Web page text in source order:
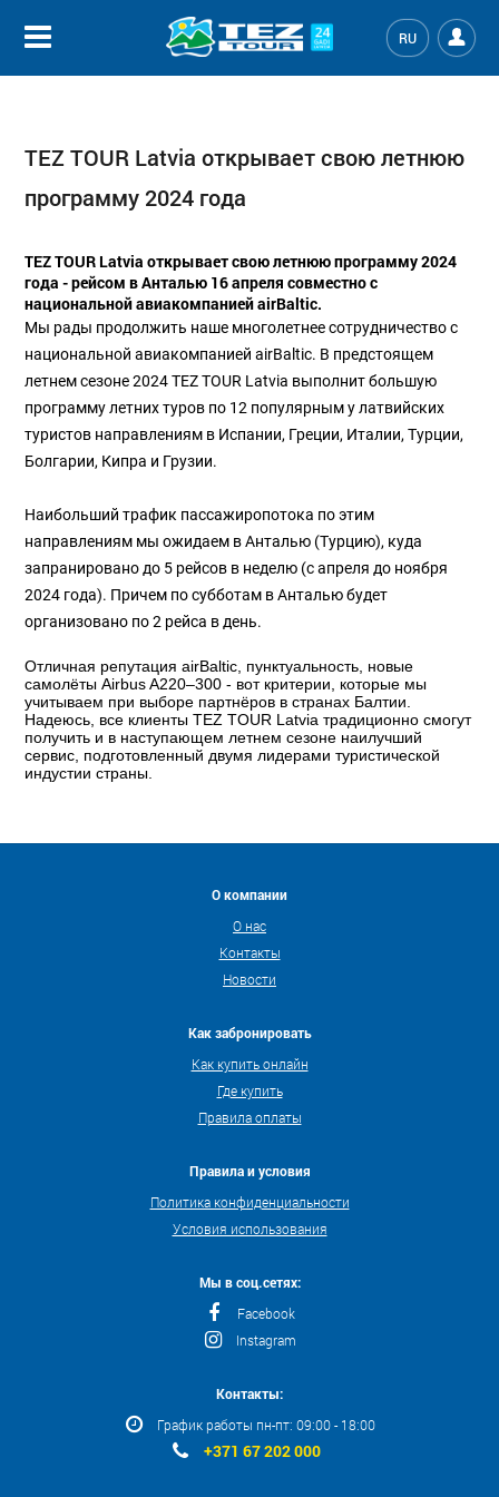
RU
TEZ TOUR Latvia открывает свою летнюю
программу 2024 года
TEZ TOUR Latvia открывает свою летнюю программу 2024
года - рейсом в Анталью 16 апреля совместно с
национальной авиакомпанией airBaltic.
Мы рады продолжить наше многолетнее сотрудничество с
национальной авиакомпанией airBaltic. В предстоящем
летнем сезоне 2024 TEZ TOUR Latvia выполнит большую
программу летних туров по 12 популярным у латвийских
туристов направлениям в Испании, Греции, Италии, Турции,
Болгарии, Кипра и Грузии.
Наибольший трафик пассажиропотока по этим
направлениям мы ожидаем в Анталью (Турцию), куда
запранировано до 5 рейсов в неделю (с апреля до ноября
2024 года). Причем по субботам в Анталью будет
организовано по 2 рейса в день.
Отличная репутация airBaltic, пунктуальность, новые
самолёты Airbus A220–300 - вот критерии, которые мы
учитываем при выборе партнёров в странах Балтии.
Надеюсь, все клиенты TEZ TOUR Latvia традиционно смогут
получить и в наступающем летнем сезоне наилучший
сервис, подготовленный двумя лидерами туристической
индустии страны.
О компании
О нас
Контакты
Новости
Как забронировать
Как купить онлайн
Где купить
Правила оплаты
Правила и условия
Политика конфиденциальности
Условия использования
Мы в соц.сетях:
Facebook
Instagram
Контакты:
График работы пн-пт: 09:00 - 18:00
+371 67 202 000